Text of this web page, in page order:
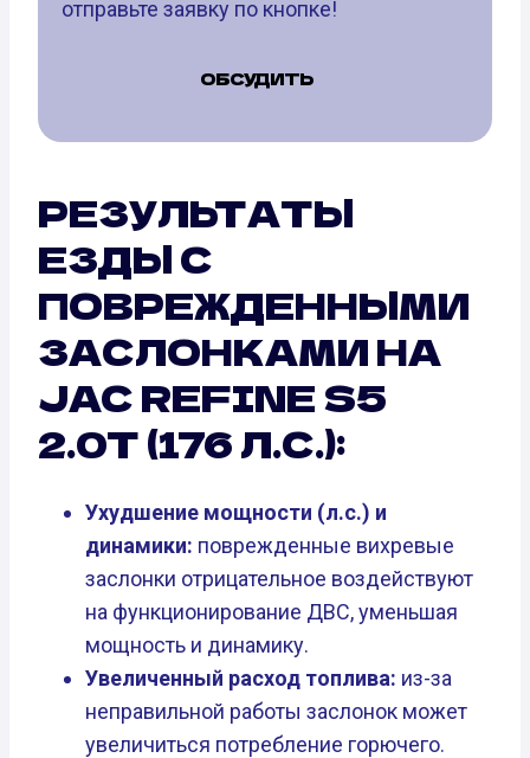
отправьте заявку по кнопке!
ОБСУДИТЬ
РЕЗУЛЬТАТЫ
ЕЗДЫ С
ПОВРЕЖДЕННЫМИ
ЗАСЛОНКАМИ НА
JAC REFINE S5
2.0T (176 Л.С.):
Ухудшение мощности (л.с.) и
динамики: поврежденные вихревые
заслонки отрицательное воздействуют
на функционирование ДВС, уменьшая
мощность и динамику.
Увеличенный расход топлива: из-за
неправильной работы заслонок может
увеличиться потребление горючего.